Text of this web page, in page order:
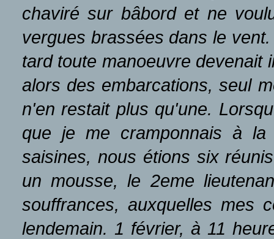
chaviré sur bâbord et ne
vergues brassées dans le
tard toute manoeuvre devenait
alors des embarcations, seul
n'en restait plus qu'une.
que je me cramponnais à la
saisines, nous étions six
un mousse, le 2eme
souffrances, auxquelles mes
lendemain. 1 février, à 11